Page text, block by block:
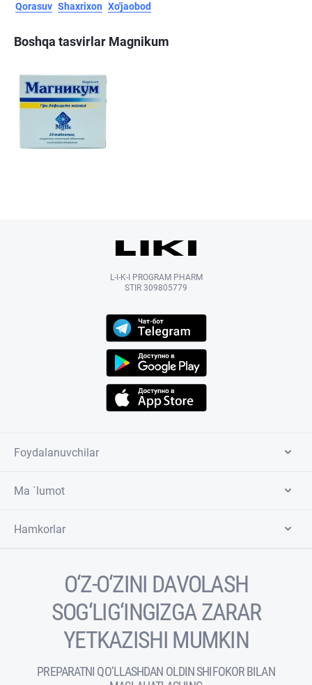
Qorasuv Shaxrixon Xo'jaobod
Boshqa tasvirlar Magnikum
L-I-K-I PROGRAM PHARM
STIR 309805779
Foydalanuvchilar
Ma `lumot
Hamkorlar
O‘Z-O‘ZINI DAVOLASH
SOG‘LIG‘INGIZGA ZARAR
YETKAZISHI MUMKIN
PREPARATNI QO‘LLASHDAN OLDIN SHIFOKOR BILAN